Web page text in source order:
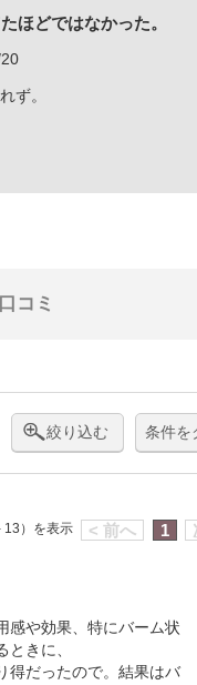
ほどではなかった。
ず。
コミ
絞り込む 条件を
< 前へ 1
13）を表示
感や効果、特にバーム状
きに、
得だったので。結果はバ